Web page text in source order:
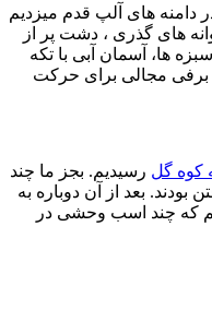
دامنه های آلپ قدم میزدیم
های گذری ، دشت پر از
ها، آسمان آبی با تکه
برفی مجالی برای حرکت
کوه گل رسیدیم. بجز ما چند
بعد از آن دوباره به
که چند اسب وحشی در